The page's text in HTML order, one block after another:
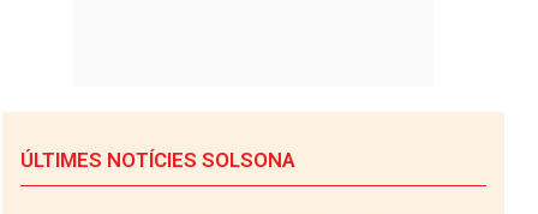
ÚLTIMES NOTÍCIES SOLSONA